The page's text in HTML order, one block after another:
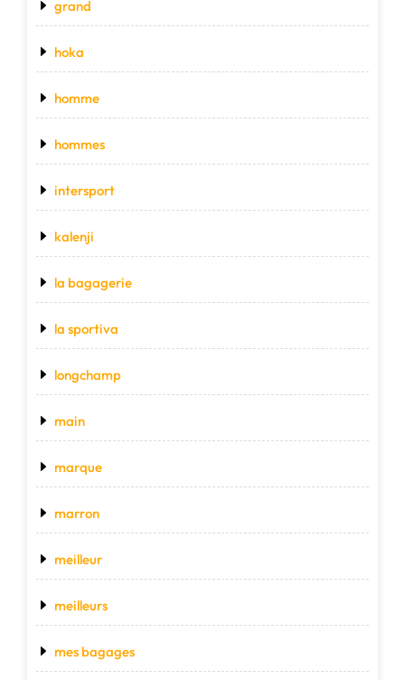
grand
hoka
homme
hommes
intersport
kalenji
la bagagerie
la sportiva
longchamp
main
marque
marron
meilleur
meilleurs
mes bagages